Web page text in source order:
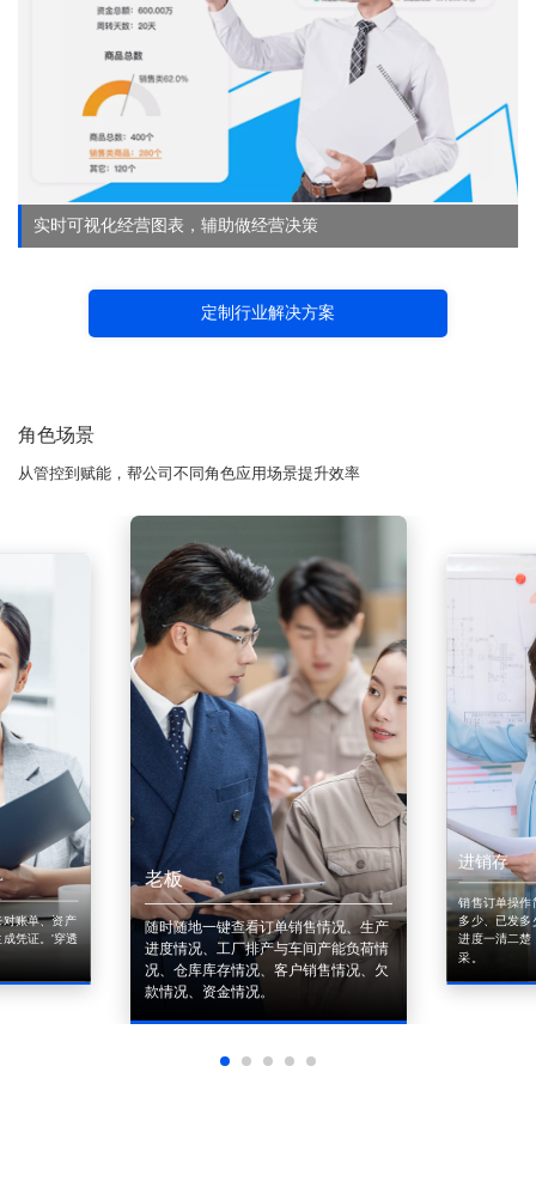
实时可视化经营图表，辅助做经营决策
定制行业解决方案
角色场景
从管控到赋能，帮公司不同角色应用场景提升效率
账单、资产
凭证。'穿透
老板
随时随地一键查看订单销售情况、生产
进度情况、工厂排产与车间产能负荷情
况、仓库库存情况、客户销售情况、欠
款情况、资金情况。
进销存
销售订单操作
多少、已发多
进度一清二楚
采。